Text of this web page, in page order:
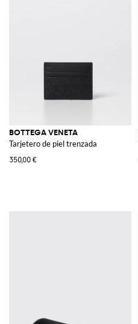
BOTTEGA VENETA
Tarjetero de piel trenzada
350,00 €